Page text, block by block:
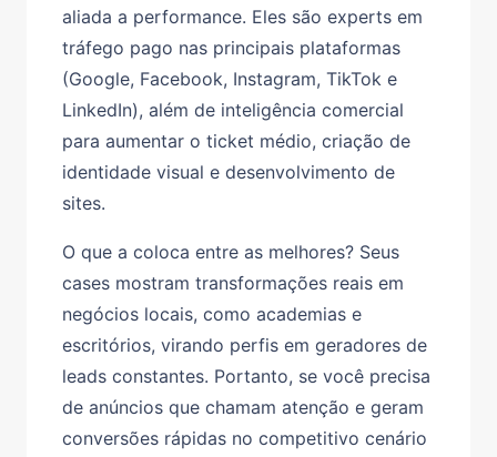
aliada a performance. Eles são experts em
tráfego pago nas principais plataformas
(Google, Facebook, Instagram, TikTok e
LinkedIn), além de inteligência comercial
para aumentar o ticket médio, criação de
identidade visual e desenvolvimento de
sites.
O que a coloca entre as melhores? Seus
cases mostram transformações reais em
negócios locais, como academias e
escritórios, virando perfis em geradores de
leads constantes. Portanto, se você precisa
de anúncios que chamam atenção e geram
conversões rápidas no competitivo cenário